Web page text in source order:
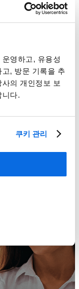
영하고, 유용성
, 방문 기록을 추
의 개인정보 보
니다.
쿠키 관리
위한 스마트 기술 투